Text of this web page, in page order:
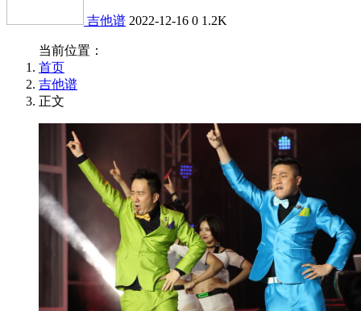
吉他谱 2022-12-16 0 1.2K
当前位置：
首页
吉他谱
正文